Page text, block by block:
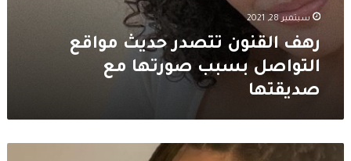
سبتمبر 28, 2021
رهف القنون تتصدر حديث مواقع
التواصل بسبب صورتها مع
صديقتها